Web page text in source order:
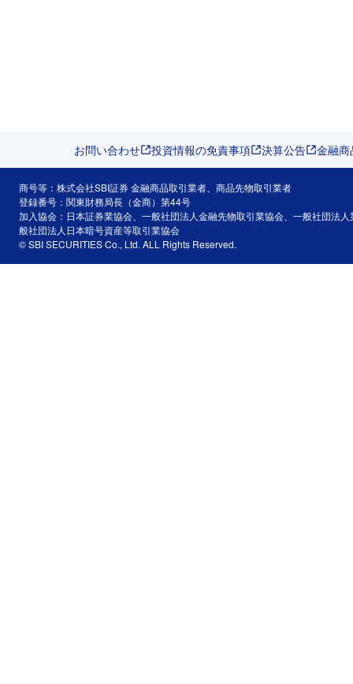
お問い合わせ 投資情報の免責事項 決算公告 金融
商号等：株式会社SBI証券 金融商品取引業者、商品先物取引業者
登録番号：関東財務局長（金商）第44号
加入協会：日本証券業協会、一般社団法人金融先物取引業協会、一般社団法
般社団法人日本暗号資産等取引業協会
© SBI SECURITIES Co., Ltd. ALL Rights Reserved.